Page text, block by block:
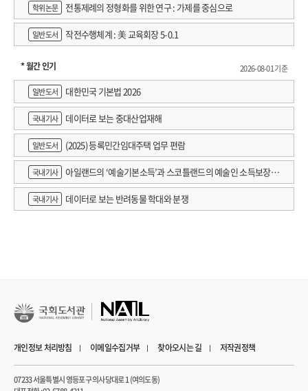
학위논문 전통제례의 정형화를 위한 연구 : 가제를 중심으로
일반도서 작전수행체계 : 美 교육회장 5-0.1
* 월간 인기
2026-08-01 기준
일반도서
대한민국 기본법 2026
국내기사 데이터로 보는 중대산업재해
일반도서 (2025) 등록민간임대주택 업무 편람
국내기사
아일랜드의 ‘예술기본소득’과 스코틀랜드의 예술인 소득보장정
책 논의
국내기사 데이터로 보는 반려동물 학대와 분쟁
개인정보 처리방침 이메일수집거부 찾아오시는 길 저작권정책
07233 서울특별시 영등포구 의사당대로 1 (여의도동)